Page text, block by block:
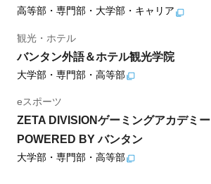
高等部・専門部・大学部・キャリア
観光・ホテル
バンタン外語＆ホテル観光学院
大学部・専門部・高等部
eスポーツ
ZETA DIVISIONゲーミングアカデミー
POWERED BY バンタン
大学部・専門部・高等部